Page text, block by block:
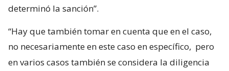
determinó la sanción”.
“Hay que también tomar en cuenta que en el caso,
no necesariamente en este caso en específico, pero
en varios casos también se considera la diligencia